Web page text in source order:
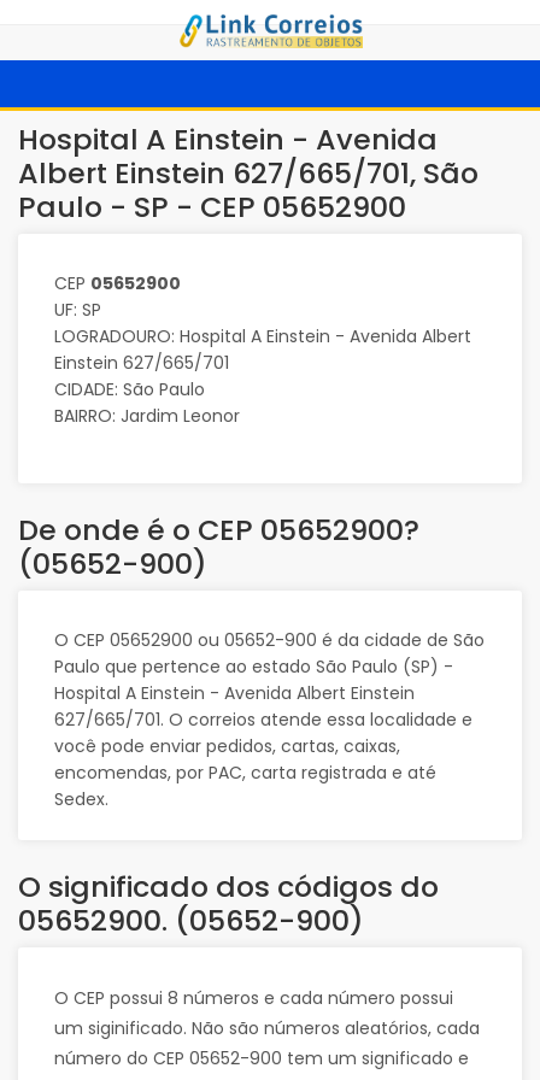
Hospital A Einstein - Avenida
Albert Einstein 627/665/701, São
Paulo - SP - CEP 05652900
CEP 05652900
UF: SP
LOGRADOURO: Hospital A Einstein - Avenida Albert
Einstein 627/665/701
CIDADE: São Paulo
BAIRRO: Jardim Leonor
De onde é o CEP 05652900?
(05652-900)
O CEP 05652900 ou 05652-900 é da cidade de São
Paulo que pertence ao estado São Paulo (SP) -
Hospital A Einstein - Avenida Albert Einstein
627/665/701. O correios atende essa localidade e
você pode enviar pedidos, cartas, caixas,
encomendas, por PAC, carta registrada e até
Sedex.
O significado dos códigos do
05652900. (05652-900)
O CEP possui 8 números e cada número possui
um siginificado. Não são números aleatórios, cada
número do CEP 05652-900 tem um significado e